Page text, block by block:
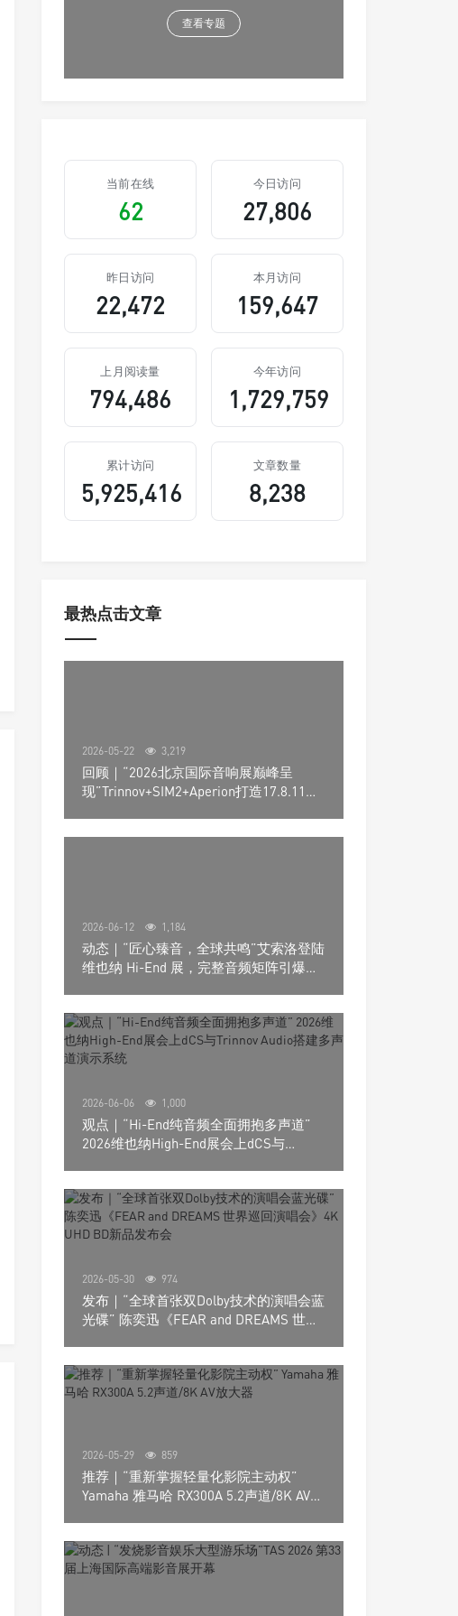
查看专题
当前在线
62
今日访问
27,806
昨日访问
22,472
本月访问
159,647
上月阅读量
794,486
今年访问
1,729,759
累计访问
5,925,416
文章数量
8,238
最热点击文章
2026-05-22 3,219
回顾｜“2026北京国际音响展巅峰呈
现”Trinnov+SIM2+Aperion打造17.8.11声
2026-06-12 1,184
动态｜“匠心臻音，全球共鸣”艾索洛登陆
维也纳 Hi-End 展，完整音频矩阵引爆关
2026-06-06 1,000
观点｜“Hi-End纯音频全面拥抱多声道”
2026维也纳High-End展会上dCS与
2026-05-30 974
发布｜“全球首张双Dolby技术的演唱会蓝
光碟” 陈奕迅《FEAR and DREAMS 世界
2026-05-29 859
推荐｜“重新掌握轻量化影院主动权”
Yamaha 雅马哈 RX300A 5.2声道/8K AV放